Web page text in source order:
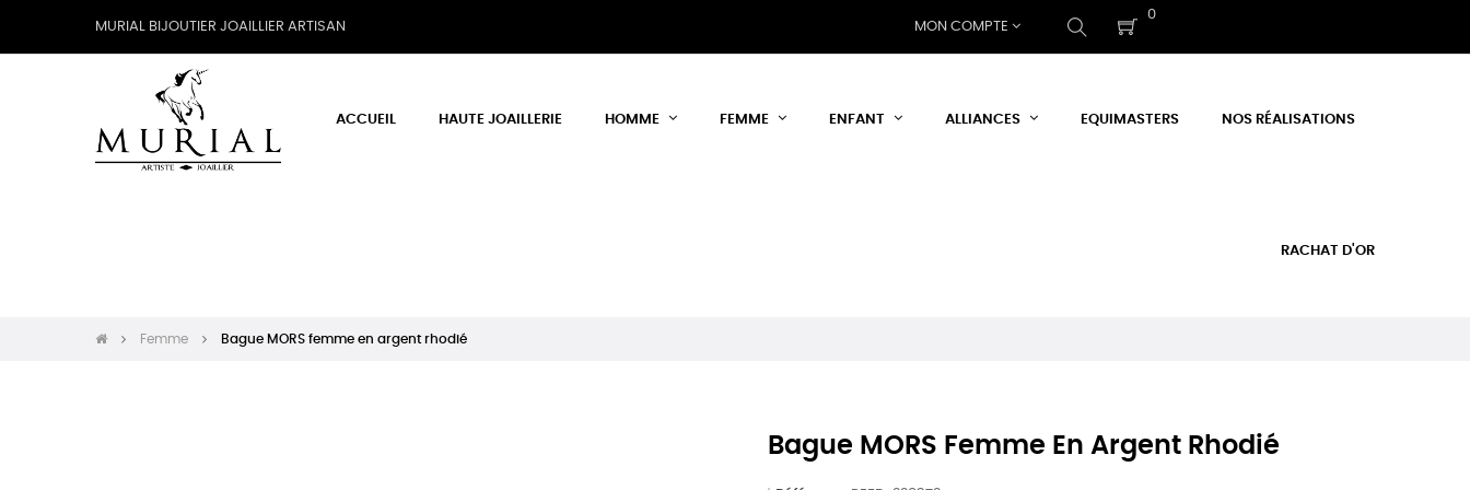
MURIAL BIJOUTIER JOAILLIER ARTISAN MON COMPTE
0
ACCUEIL HAUTE JOAILLERIE HOMME FEMME ENFANT ALLIANCES EQUIMASTERS NOS RÉALISATIONS
RACHAT D'OR
Femme Bague MORS femme en argent rhodié
Bague MORS Femme En Argent Rhodié